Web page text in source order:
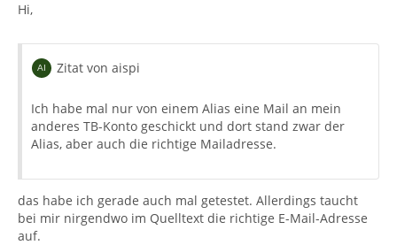
Hi,
Zitat von aispi
Ich habe mal nur von einem Alias eine Mail an mein
anderes TB-Konto geschickt und dort stand zwar der
Alias, aber auch die richtige Mailadresse.
das habe ich gerade auch mal getestet. Allerdings taucht
bei mir nirgendwo im Quelltext die richtige E-Mail-Adresse
auf.